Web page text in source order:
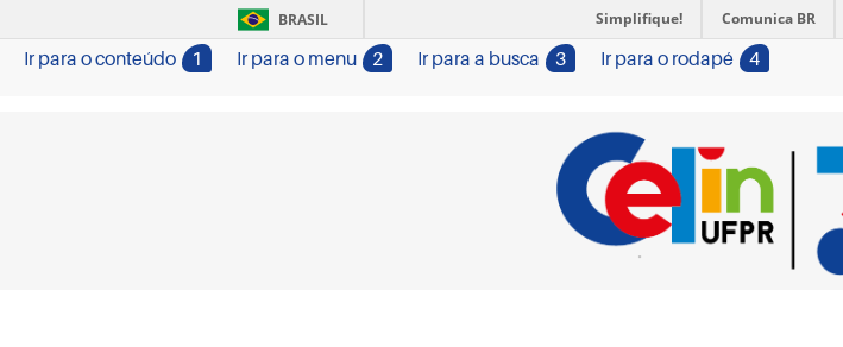
BRASIL Simplifique! Comunica BR
Ir para o conteúdo 1 Ir para o menu 2 Ir para a busca 3 Ir para o rodapé 4